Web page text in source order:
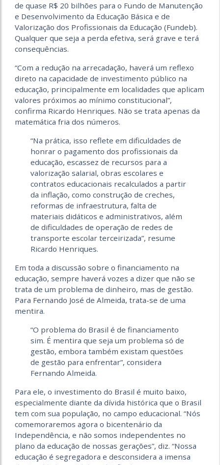
de quase R$ 20 bilhões para o Fundo de Manutenção
e Desenvolvimento da Educação Básica e de
Valorização dos Profissionais da Educação (Fundeb).
Qualquer que seja a perda efetiva, será grave e terá
consequências.
“Com a redução na arrecadação, haverá um reflexo
direto na capacidade de investimento público na
educação, principalmente em localidades que aplicam
valores próximos ao mínimo constitucional”,
confirma Ricardo Henriques. Não se trata apenas da
matemática fria dos números.
“Na prática, isso reflete em dificuldades de
honrar o pagamento dos profissionais da
educação, escassez de recursos para a
valorização salarial, obras escolares e
contratos educacionais recalculados a partir
da inflação, como construção de creches,
reformas de infraestrutura, falta de
materiais didáticos e administrativos, além
de dificuldades de operação de redes de
transporte escolar terceirizada”, resume
Ricardo Henriques.
Em toda a discussão sobre o financiamento na
educação, sempre haverá vozes a dizer que não se
trata de um problema de dinheiro, mas de gestão.
Para Fernando José de Almeida, trata-se de uma
mentira.
“O problema do Brasil é de financiamento
sim. É mentira que seja um problema só de
gestão, embora também existam questões
de gestão para enfrentar”, considera
Fernando Almeida.
Para ele, o investimento do Brasil é muito baixo,
especialmente diante da dívida histórica que o Brasil
tem com sua população, no campo educacional. “Nós
comemoraremos agora o bicentenário da
Independência, e não somos independentes no
plano da educação de nossas gerações”, diz. “Nossa
educação é segregadora e desconsidera a imensa